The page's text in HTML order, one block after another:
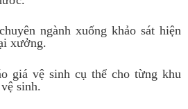
ngành xuống khảo sát hiện
xưởng.
giá vệ sinh cụ thể cho từng khu
sinh.